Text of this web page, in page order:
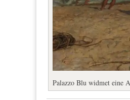
Palazzo Blu widmet eine